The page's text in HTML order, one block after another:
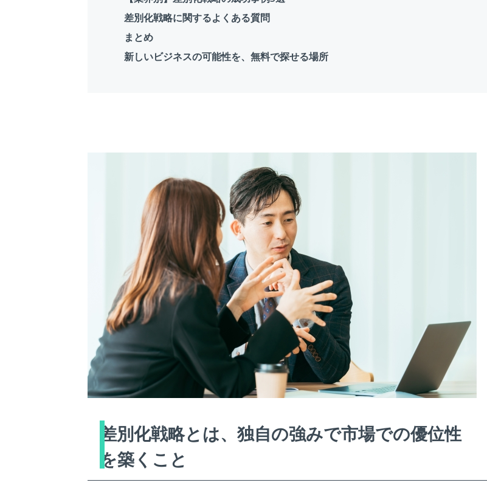
差別化戦略に関するよくある質問
まとめ
新しいビジネスの可能性を、無料で探せる場所
差別化戦略とは、独自の強みで市場での優位性
を築くこと